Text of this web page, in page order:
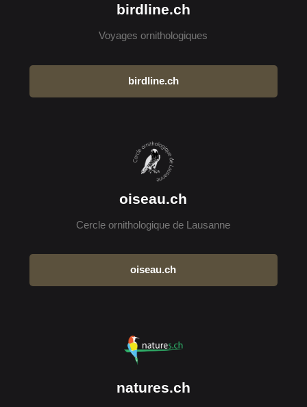
birdline.ch
Voyages ornithologiques
birdline.ch
oiseau.ch
Cercle ornithologique de Lausanne
oiseau.ch
natures.ch